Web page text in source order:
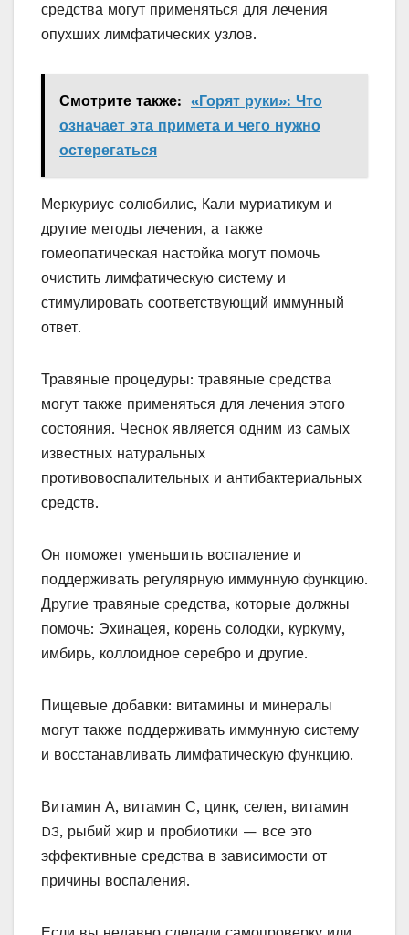
средства могут применяться для лечения
опухших лимфатических узлов.
Смотрите также: «Горят руки»: Что
означает эта примета и чего нужно
остерегаться
Меркуриус солюбилис, Кали муриатикум и
другие методы лечения, а также
гомеопатическая настойка могут помочь
очистить лимфатическую систему и
стимулировать соответствующий иммунный
ответ.
Травяные процедуры: травяные средства
могут также применяться для лечения этого
состояния. Чеснок является одним из самых
известных натуральных
противовоспалительных и антибактериальных
средств.
Он поможет уменьшить воспаление и
поддерживать регулярную иммунную функцию.
Другие травяные средства, которые должны
помочь: Эхинацея, корень солодки, куркуму,
имбирь, коллоидное серебро и другие.
Пищевые добавки: витамины и минералы
могут также поддерживать иммунную систему
и восстанавливать лимфатическую функцию.
Витамин А, витамин С, цинк, селен, витамин
D3, рыбий жир и пробиотики — все это
эффективные средства в зависимости от
причины воспаления.